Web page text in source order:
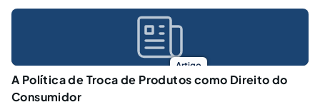
Artigo
A Política de Troca de Produtos como Direito do
Consumidor